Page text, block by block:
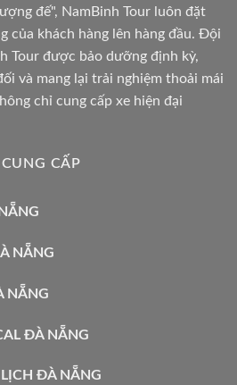
đế", NamBinh Tour luôn đặt
của khách hàng lên hàng đầu. Đội
Tour được bảo dưỡng định kỳ,
và mang lại trải nghiệm thoải mái
chỉ cung cấp xe hiện đại
CẤP
NẴNG
NẴNG
ĐÀ NẴNG
ĐÀ NẴNG